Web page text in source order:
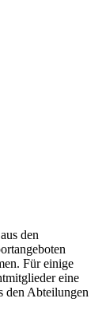
den
Für einige
eine
den Abteilungen